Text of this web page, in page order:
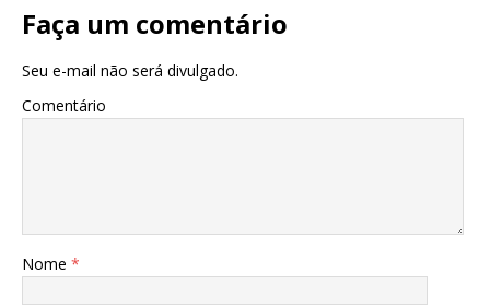
Faça um comentário
Seu e-mail não será divulgado.
Comentário
Nome *